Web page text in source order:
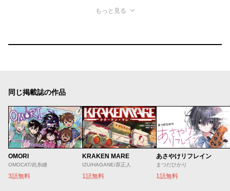
もっと見る
同じ掲載誌の作品
OMORI
OMOCAT/此糸縫
3話無料
KRAKEN MARE
IZU/HAGANE/原正人
1話無料
あさやけリフレイン
まつだひかり
1話無料